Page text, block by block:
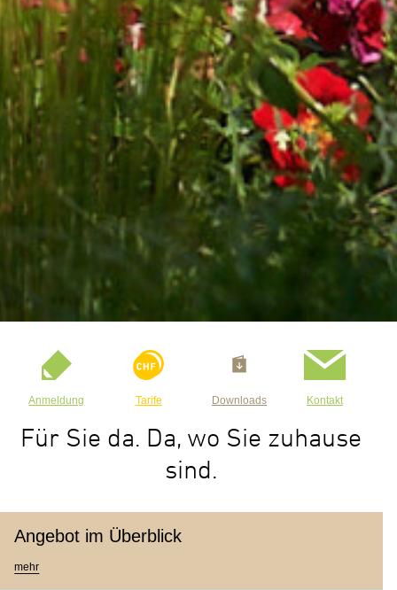
Anmeldung Tarife Downloads Kontakt
Für Sie da. Da, wo Sie zuhause
sind.
Angebot im Überblick
mehr